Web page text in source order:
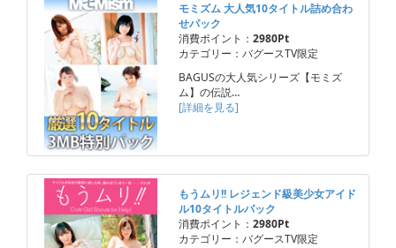
モミズム 大人気10タイトル詰め合わ
せパック
消費ポイント： 2980Pt
カテゴリー：バグースTV限定
BAGUSの大人気シリーズ【モミズ
ム】の伝説…
[詳細を見る]
もうムリ!! レジェンド級美少女アイド
ル10タイトルパック
消費ポイント： 2980Pt
カテゴリー：バグースTV限定